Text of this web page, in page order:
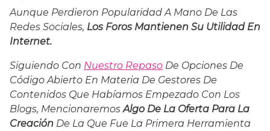
Aunque Perdieron Popularidad A Mano De Las
Redes Sociales, Los Foros Mantienen Su Utilidad En
Internet.
Siguiendo Con Nuestro Repaso De Opciones De
Código Abierto En Materia De Gestores De
Contenidos Que Habíamos Empezado Con Los
Blogs, MencionaremosAlgo De La Oferta Para La
Creación De La Que Fue La Primera Herramienta